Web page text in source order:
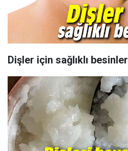
Dişler için sağlıklı besinler